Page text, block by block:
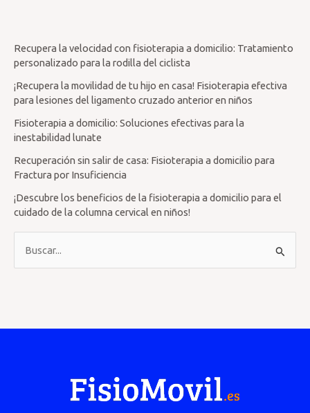
Recupera la velocidad con fisioterapia a domicilio: Tratamiento
personalizado para la rodilla del ciclista
¡Recupera la movilidad de tu hijo en casa! Fisioterapia efectiva
para lesiones del ligamento cruzado anterior en niños
Fisioterapia a domicilio: Soluciones efectivas para la
inestabilidad lunate
Recuperación sin salir de casa: Fisioterapia a domicilio para
Fractura por Insuficiencia
¡Descubre los beneficios de la fisioterapia a domicilio para el
cuidado de la columna cervical en niños!